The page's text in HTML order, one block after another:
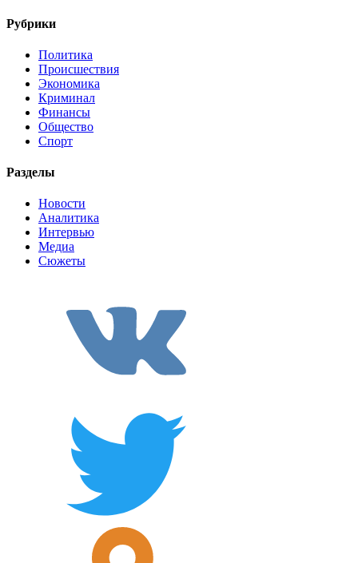
Рубрики
Политика
Происшествия
Экономика
Криминал
Финансы
Общество
Спорт
Разделы
Новости
Аналитика
Интервью
Медиа
Сюжеты